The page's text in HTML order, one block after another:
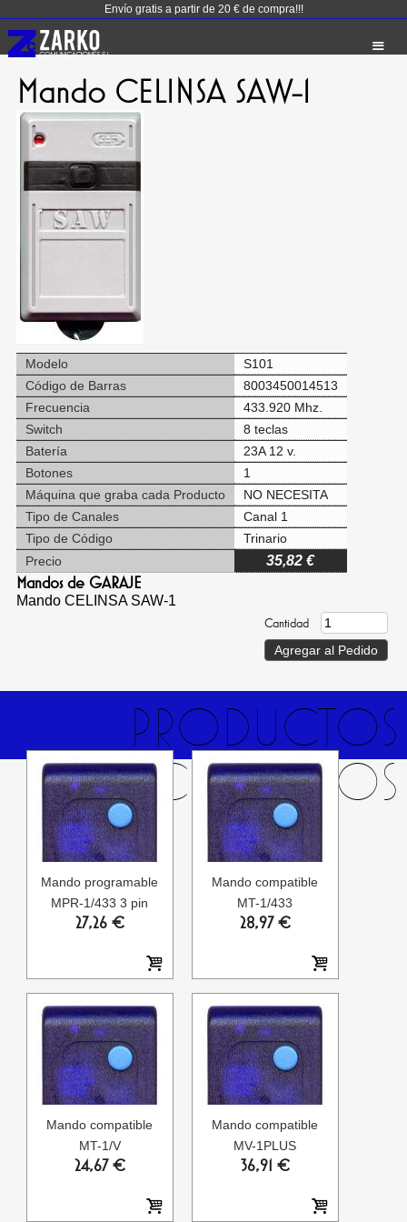
Envío gratis a partir de 20 € de compra!!!
Mando CELINSA SAW-1
Modelo
S101
Código de Barras
8003450014513
Frecuencia
433.920 Mhz.
Switch
8 teclas
Batería
23A 12 v.
Botones
1
Máquina que graba cada Producto
NO NECESITA
Tipo de Canales
Canal 1
Tipo de Código
Trinario
Precio
35,82 €
Mandos de GARAJE
Mando CELINSA SAW-1
Cantidad
PRODUCTOS
RELACIONADOS
Mando programable
MPR-1/433 3 pin
27,26 €
Mando compatible
MT-1/433
28,97 €
Mando compatible
MT-1/V
24,67 €
Mando compatible
MV-1PLUS
36,91 €